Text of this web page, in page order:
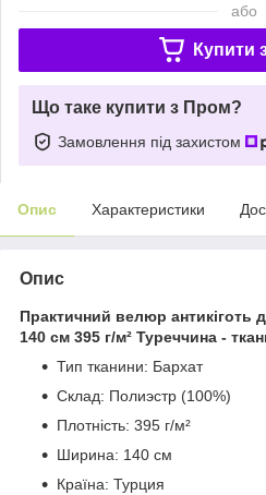
або
Купити
Що таке купити з Пром?
Замовлення під захистом
Опис Характеристики
Опис
Практичний велюр антикіготь
140 см 395 г/м² Туреччина -
Тип тканини: Бархат
Склад: Полиэстр (100%)
Плотність: 395 г/м²
Ширина: 140 см
Країна: Турция